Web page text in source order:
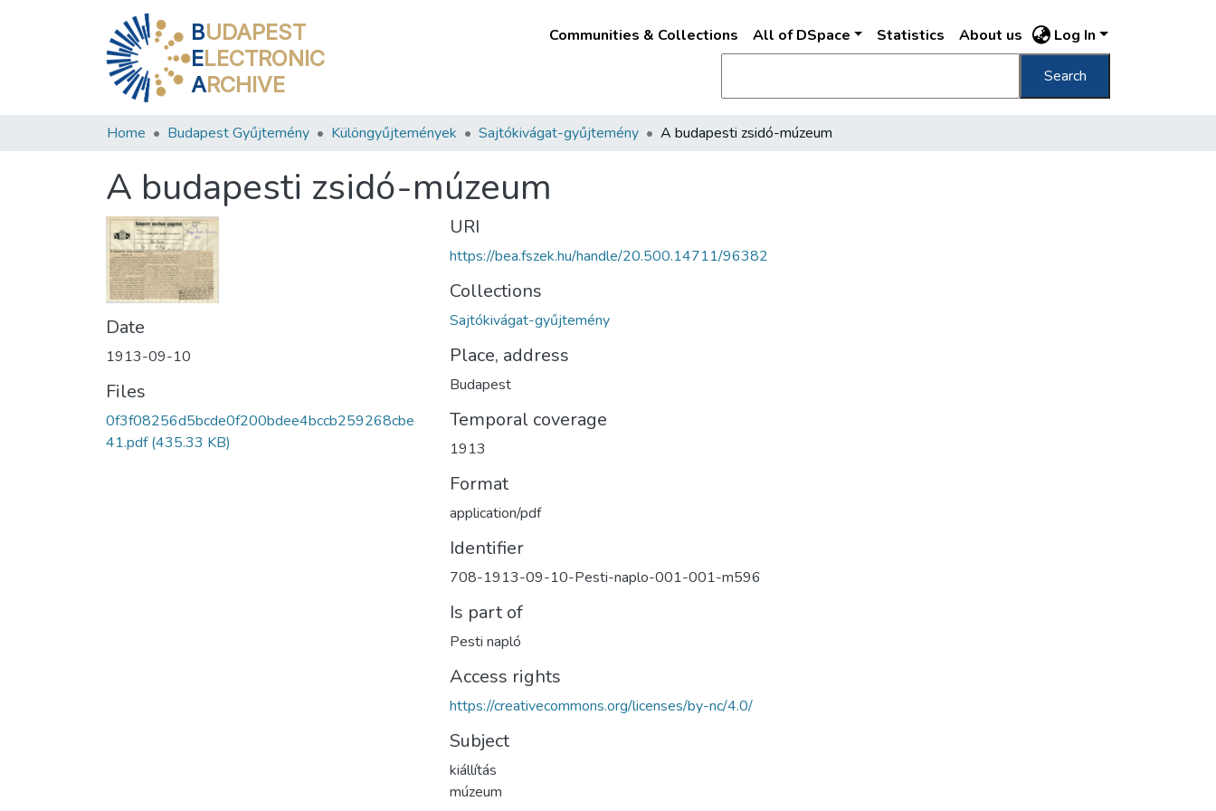
BUDAPEST
ELECTRONIC
ARCHIVE
Communities & Collections All of DSpace Statistics About us Log In
Search
Home Budapest Gyűjtemény Különgyűjtemények Sajtókivágat-gyűjtemény A budapesti zsidó-múzeum
A budapesti zsidó-múzeum
Date
1913-09-10
Files
0f3f08256d5bcde0f200bdee4bccb259268cbe
41.pdf(435.33 KB)
URI
https://bea.fszek.hu/handle/20.500.14711/96382
Collections
Sajtókivágat-gyűjtemény
Place, address
Budapest
Temporal coverage
1913
Format
application/pdf
Identifier
708-1913-09-10-Pesti-naplo-001-001-m596
Is part of
Pesti napló
Access rights
https://creativecommons.org/licenses/by-nc/4.0/
Subject
kiállítás
múzeum